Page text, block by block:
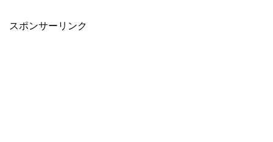
スポンサーリンク